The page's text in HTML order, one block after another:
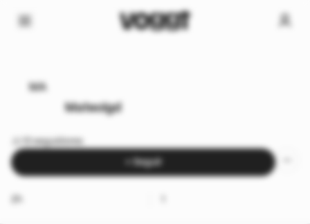
MA
Mateolgd
13 seguidores
+ Seguir